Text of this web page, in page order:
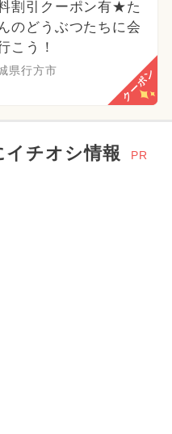
割引クーポン有★た
のどうぶつたちに会
こう！
県行方市 クーポン
イチオシ情報 PR